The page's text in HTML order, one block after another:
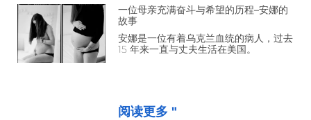
一位母亲充满奋斗与希望的历程–安娜的
故事
安娜是一位有着乌克兰血统的病人，过去
15 年来一直与丈夫生活在美国。
阅读更多 "